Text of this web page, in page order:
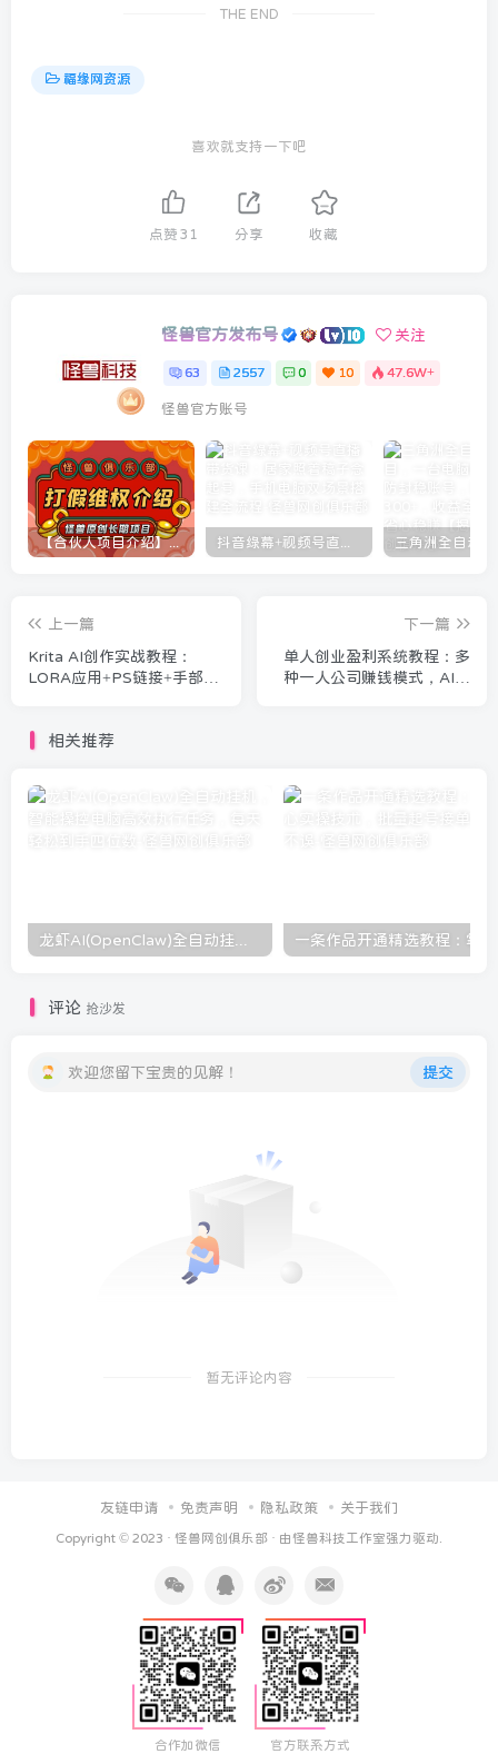
THE END
福缘网资源
喜欢就支持一下吧
点赞 31 分享 收藏
怪兽官方发布号 关注
63 2557 0 10 47.6W+
怪兽官方账号
【合伙人项目介绍】打假维权项目介绍
上一篇
Krita AI创作实战教程：
LORA应用+PS链接+手部修
下一篇
单人创业盈利系统教程：多
种一人公司赚钱模式，AI赋
相关推荐
评论 抢沙发
欢迎您留下宝贵的见解！ 提交
暂无评论内容
友链申请 免责声明 隐私政策 关于我们
Copyright © 2023 · 怪兽网创俱乐部 · 由怪兽科技工作室强力驱动.
合作加微信 官方联系方式